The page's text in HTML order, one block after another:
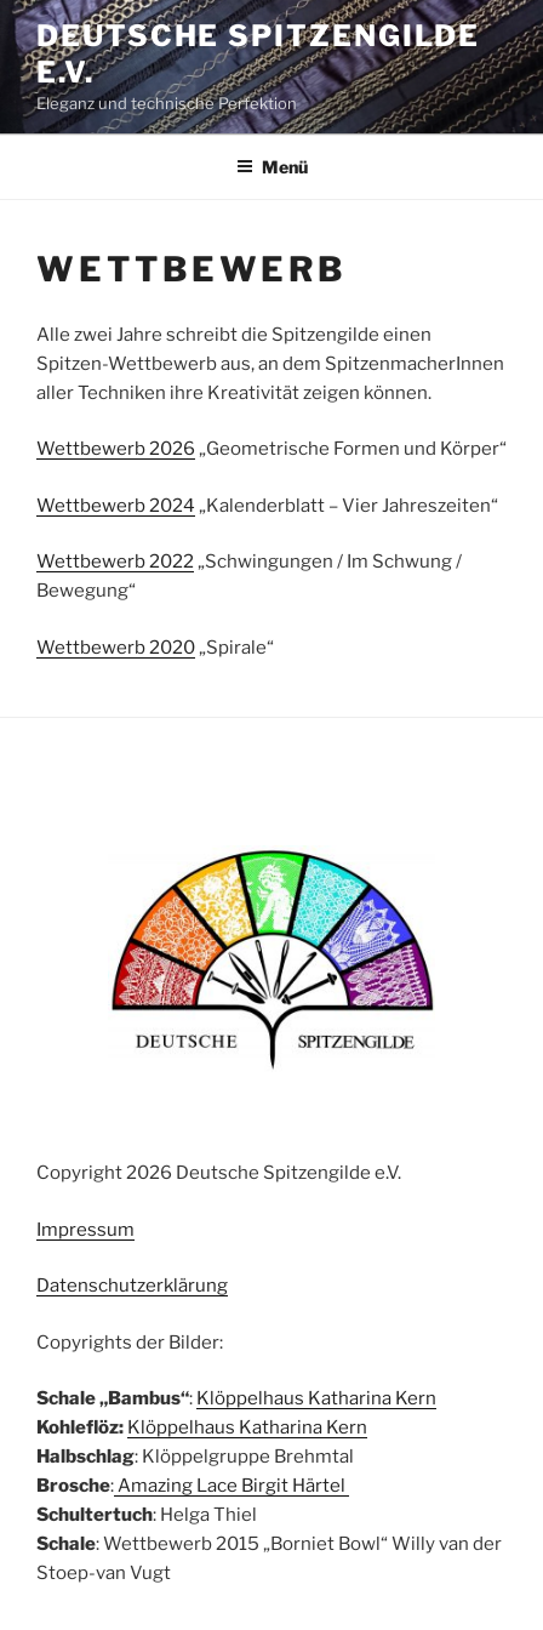
Zum
Inhalt
springen
DEUTSCHE SPITZENGILDE
E.V.
Eleganz und technische Perfektion
Menü
WETTBEWERB
Alle zwei Jahre schreibt die Spitzengilde einen
Spitzen-Wettbewerb aus, an dem SpitzenmacherInnen
aller Techniken ihre Kreativität zeigen können.
Wettbewerb 2026 „Geometrische Formen und Körper“
Wettbewerb 2024 „Kalenderblatt – Vier Jahreszeiten“
Wettbewerb 2022„Schwingungen / Im Schwung /
Bewegung“
Wettbewerb 2020 „Spirale“
Copyright 2026 Deutsche Spitzengilde e.V.
Impressum
Datenschutzerklärung
Copyrights der Bilder:
Schale „Bambus“: Klöppelhaus Katharina Kern
Kohleflöz: Klöppelhaus Katharina Kern
Halbschlag: Klöppelgruppe Brehmtal
Brosche:Amazing Lace Birgit Härtel
Schultertuch: Helga Thiel
Schale: Wettbewerb 2015 „Borniet Bowl“ Willy van der
Stoep-van Vugt